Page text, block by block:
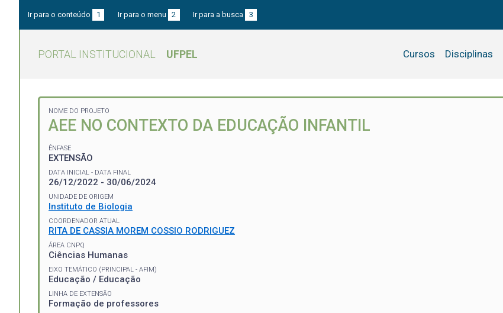
Ir para o conteúdo 1 Ir para o menu 2 Ir para a busca 3
PORTAL INSTITUCIONAL UFPEL Cursos Disciplinas
NOME DO PROJETO
AEE NO CONTEXTO DA EDUCAÇÃO INFANTIL
ÊNFASE
EXTENSÃO
DATA INICIAL - DATA FINAL
26/12/2022 - 30/06/2024
UNIDADE DE ORIGEM
Instituto de Biologia
COORDENADOR ATUAL
RITA DE CASSIA MOREM COSSIO RODRIGUEZ
ÁREA CNPQ
Ciências Humanas
EIXO TEMÁTICO (PRINCIPAL - AFIM)
Educação / Educação
LINHA DE EXTENSÃO
Formação de professores